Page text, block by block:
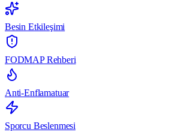
Besin Etkileşimi
FODMAP Rehberi
Anti-Enflamatuar
Sporcu Beslenmesi